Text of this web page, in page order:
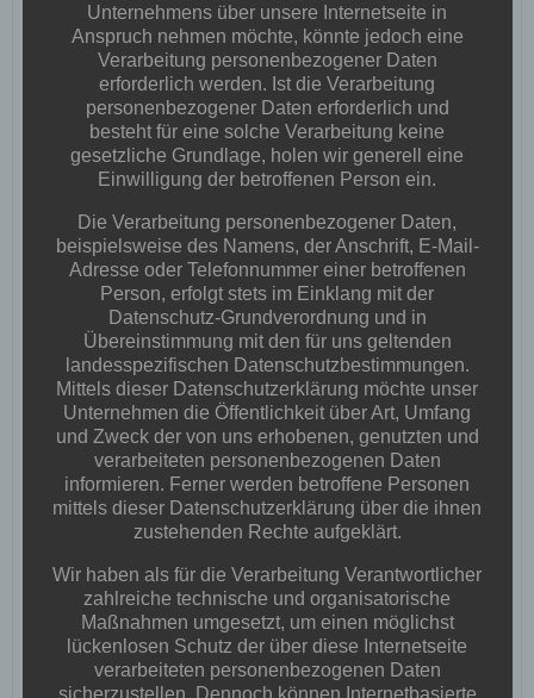
Unternehmens über unsere Internetseite in
Anspruch nehmen möchte, könnte jedoch eine
Verarbeitung personenbezogener Daten
erforderlich werden. Ist die Verarbeitung
personenbezogener Daten erforderlich und
besteht für eine solche Verarbeitung keine
gesetzliche Grundlage, holen wir generell eine
Einwilligung der betroffenen Person ein.
Die Verarbeitung personenbezogener Daten,
beispielsweise des Namens, der Anschrift, E-Mail-
Adresse oder Telefonnummer einer betroffenen
Person, erfolgt stets im Einklang mit der
Datenschutz-Grundverordnung und in
Übereinstimmung mit den für uns geltenden
landesspezifischen Datenschutzbestimmungen.
Mittels dieser Datenschutzerklärung möchte unser
Unternehmen die Öffentlichkeit über Art, Umfang
und Zweck der von uns erhobenen, genutzten und
verarbeiteten personenbezogenen Daten
informieren. Ferner werden betroffene Personen
mittels dieser Datenschutzerklärung über die ihnen
zustehenden Rechte aufgeklärt.
Wir haben als für die Verarbeitung Verantwortlicher
zahlreiche technische und organisatorische
Maßnahmen umgesetzt, um einen möglichst
lückenlosen Schutz der über diese Internetseite
verarbeiteten personenbezogenen Daten
sicherzustellen. Dennoch können Internetbasierte